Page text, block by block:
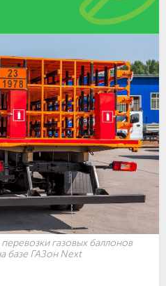
газовых баллонов
базе ГАЗон Next